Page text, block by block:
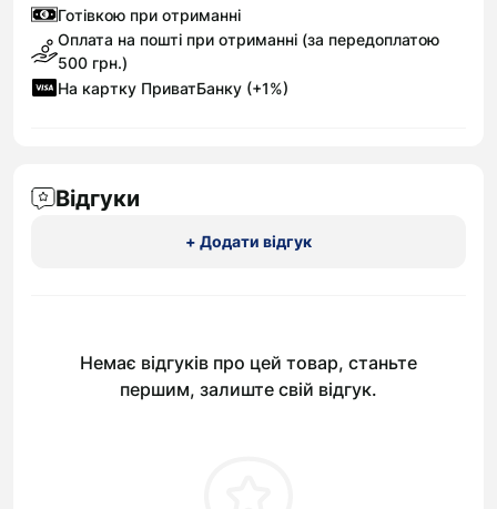
Готівкою при отриманні
Оплата на пошті при отриманні (за передоплатою
500 грн.)
На картку ПриватБанку (+1%)
Відгуки
+ Додати відгук
Немає відгуків про цей товар, станьте
першим, залиште свій відгук.